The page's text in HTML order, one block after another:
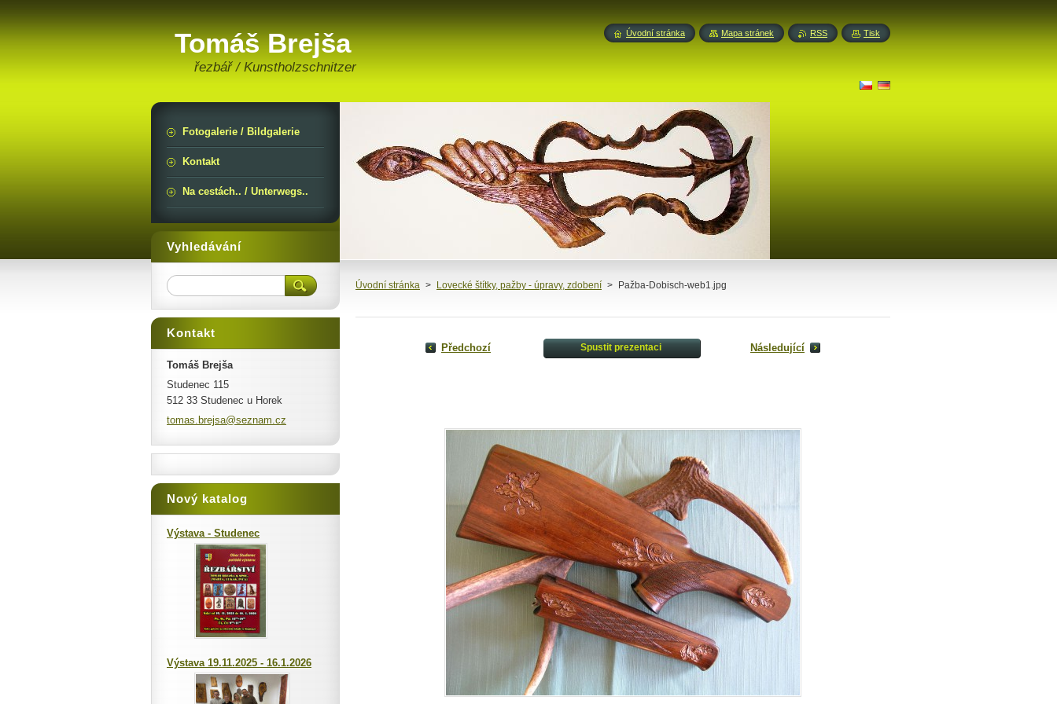
Tomáš Brejša
řezbář / Kunstholzschnitzer
Úvodní stránka > Lovecké štítky, pažby - úpravy, zdobení > Pažba-Dobisch-web1.jpg
Předchozí Spustit prezentaci Následující
Fotogalerie / Bildgalerie
Kontakt
Na cestách.. / Unterwegs..
Vyhledávání
Kontakt
Tomáš Brejša
Studenec 115
512 33 Studenec u Horek
tomas.brejsa@seznam.cz
Nový katalog
Výstava - Studenec
Výstava 19.11.2025 - 16.1.2026
Úvodní stránka Mapa stránek RSS Tisk